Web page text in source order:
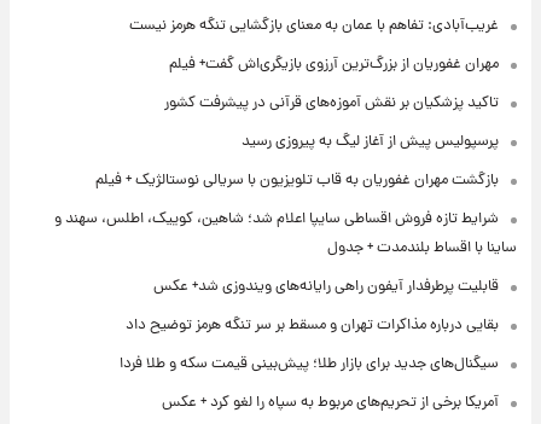
غریب‌آبادی: تفاهم با عمان به معنای بازگشایی تنگه هرمز نیست
مهران غفوریان از بزرگ‌ترین آرزوی بازیگری‌اش گفت+ فیلم
تاکید پزشکیان بر نقش آموزه‌های قرآنی در پیشرفت کشور
پرسپولیس پیش از آغاز لیگ به پیروزی رسید
بازگشت مهران غفوریان به قاب تلویزیون با سریالی نوستالژیک + فیلم
شرایط تازه فروش اقساطی سایپا اعلام شد؛ شاهین، کوییک، اطلس، سهند و
ساینا با اقساط بلندمدت + جدول
قابلیت پرطرفدار آیفون راهی رایانه‌های ویندوزی شد+ عکس
بقایی درباره مذاکرات تهران و مسقط بر سر تنگه هرمز توضیح داد
سیگنال‌های جدید برای بازار طلا؛ پیش‌بینی قیمت سکه و طلا فردا
آمریکا برخی از تحریم‌های مربوط به سپاه را لغو کرد + عکس